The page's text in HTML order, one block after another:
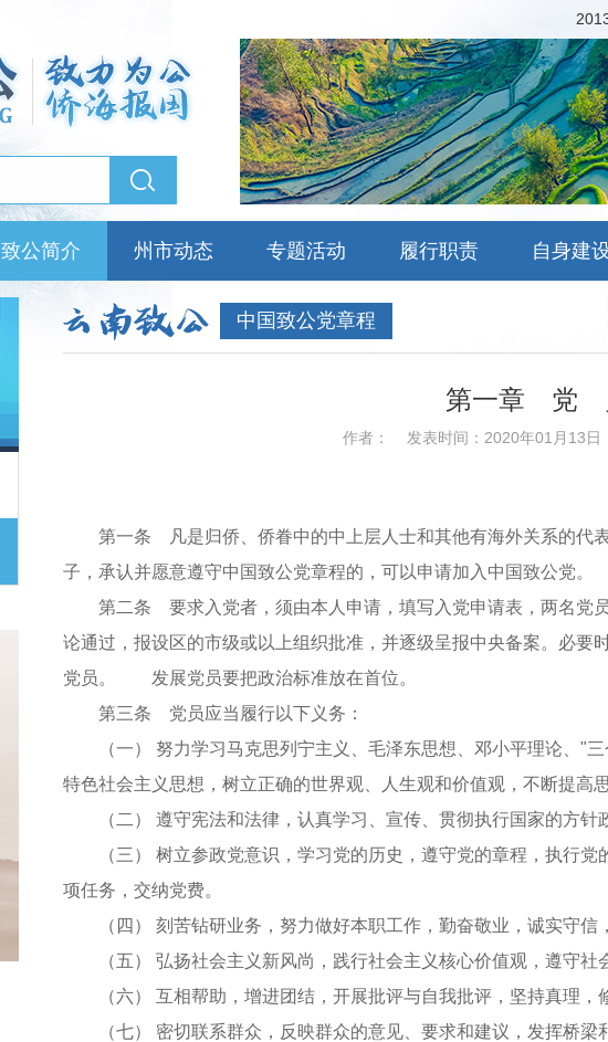
致公简介 州市动态 专题活动 履行职责 自身建
中国致公党章程
第一章 党
作者： 发表时间：2020年01月13日
第一条 凡是归侨、侨眷中的中上层人士和其他有海外关系的代表
子，承认并愿意遵守中国致公党章程的，可以申请加入中国致公党。
第二条 要求入党者，须由本人申请，填写入党申请表，两名党员
论通过，报设区的市级或以上组织批准，并逐级呈报中央备案。必要
党员。 发展党员要把政治标准放在首位。
第三条 党员应当履行以下义务：
（一） 努力学习马克思列宁主义、毛泽东思想、邓小平理论、"三
特色社会主义思想，树立正确的世界观、人生观和价值观，不断提高
（二） 遵守宪法和法律，认真学习、宣传、贯彻执行国家的方针
（三） 树立参政党意识，学习党的历史，遵守党的章程，执行党
项任务，交纳党费。
（四） 刻苦钻研业务，努力做好本职工作，勤奋敬业，诚实守信
（五） 弘扬社会主义新风尚，践行社会主义核心价值观，遵守社
（六） 互相帮助，增进团结，开展批评与自我批评，坚持真理，
（七） 密切联系群众，反映群众的意见、要求和建议，发挥桥梁